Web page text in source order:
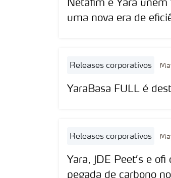
Netafim e Yara
uma nova era de
releases corporativos
YaraBasa FULL é
releases corporativos
Yara, JDE Peet’s e
pegada de carbono